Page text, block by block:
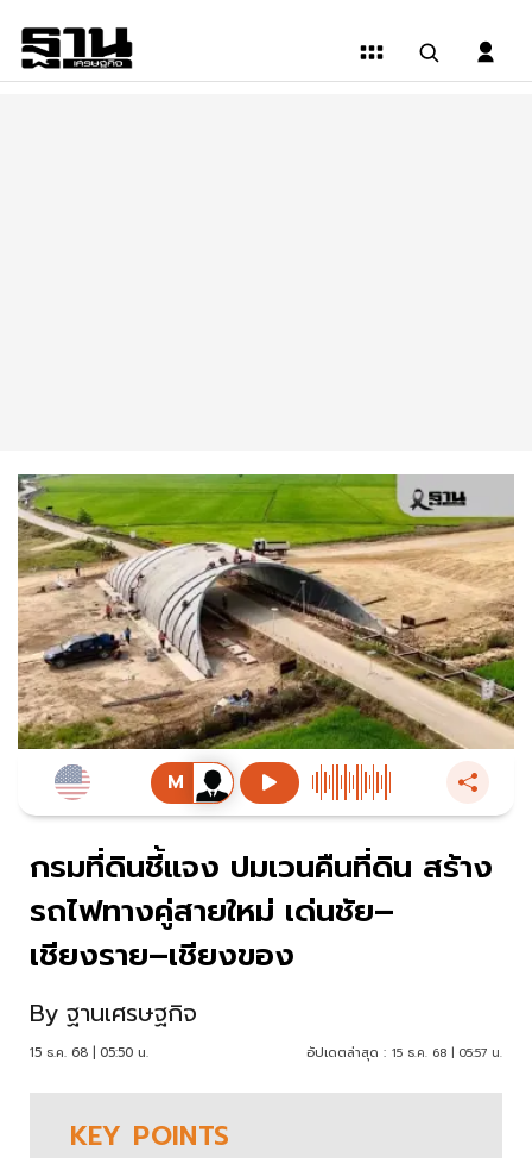
กรมที่ดินชี้แจง ปมเวนคืนที่ดิน สร้าง
รถไฟทางคู่สายใหม่ เด่นชัย–
เชียงราย–เชียงของ
By ฐานเศรษฐกิจ
15 ธ.ค. 68 | 05:50 น. อัปเดตล่าสุด : 15 ธ.ค. 68 | 05:57 น.
KEY POINTS